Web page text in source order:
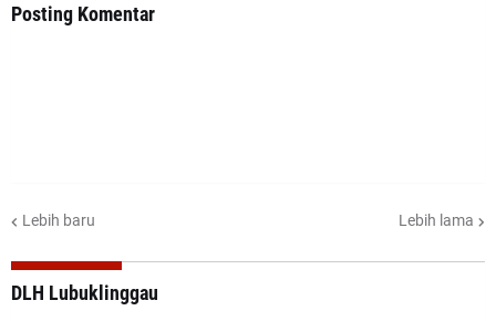
Posting Komentar
Lebih baru Lebih lama
DLH Lubuklinggau